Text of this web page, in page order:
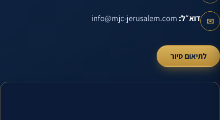
✉ דוא״ל:
לתיאום סיור